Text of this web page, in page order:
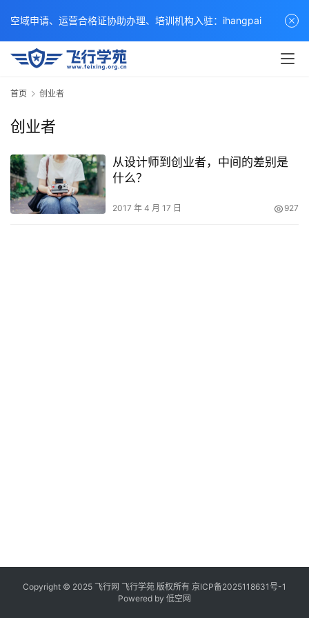
首页 创业者
创业者
从设计师到创业者，中间的差别是
什么？
2017 年 4 月 17 日 927
Copyright © 2025 飞行网 飞行学苑 版权所有 京ICP备2025118631号-1
Powered by 低空网
空域申请、运营合格证协助办理、培训机构入驻：ihangpai